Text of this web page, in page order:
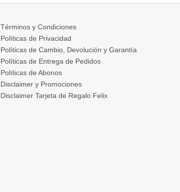
Términos y Condiciones
Políticas de Privacidad
Políticas de Cambio, Devolución y Garantía
Políticas de Entrega de Pedidos
Políticas de Abonos
Disclaimer y Promociones
Disclaimer Tarjeta de Regalo Felix